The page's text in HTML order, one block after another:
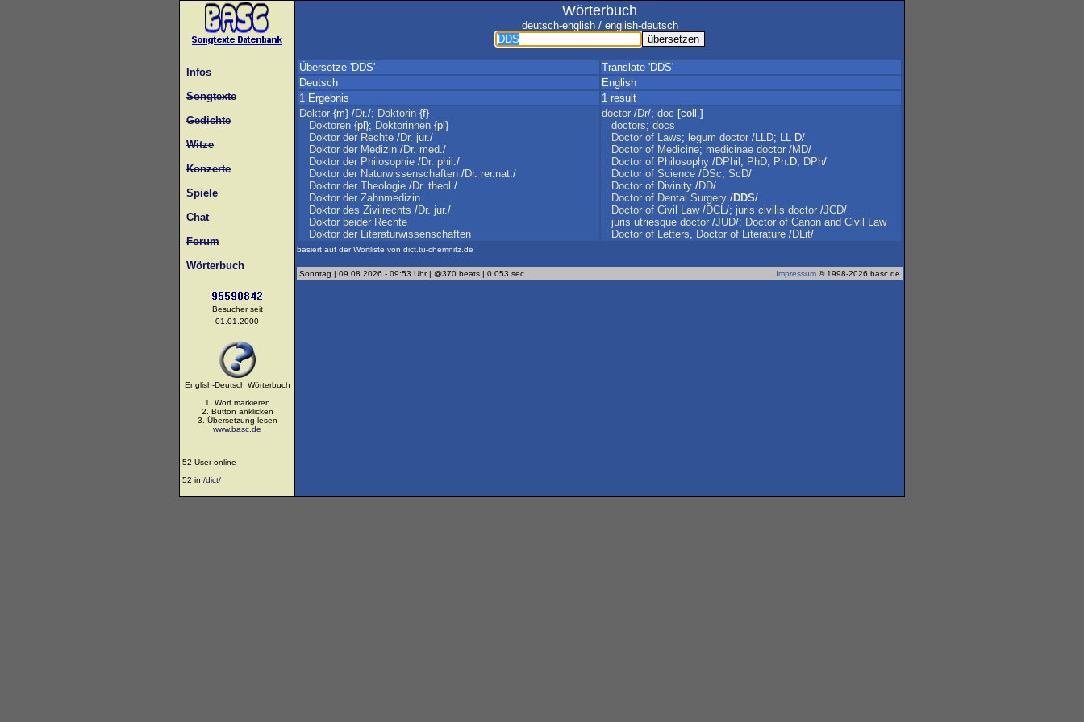
Infos
Songtexte
Gedichte
Witze
Konzerte
Spiele
Chat
Forum
Wörterbuch
Besucher seit
01.01.2000
English-Deutsch Wörterbuch
1. Wort markieren
2. Button anklicken
3. Übersetzung lesen
www.basc.de
52 User online
52 in /dict/
Wörterbuch
deutsch-english / english-deutsch
Übersetze 'DDS'
Translate 'DDS'
Deutsch
English
1 Ergebnis
1 result
Doktor {m} /Dr./; Doktorin {f}
Doktoren {pl}; Doktorinnen {pl}
Doktor der Rechte /Dr. jur./
Doktor der Medizin /Dr. med./
Doktor der Philosophie /Dr. phil ./
Doktor der Naturwissenschaften /Dr. rer.nat./
Doktor der Theologie /Dr. theol ./
Doktor der Zahnmedizin
Doktor des Zivilrechts /Dr. jur./
Doktor beider Rechte
Doktor der Literaturwissenschaften
doctor /Dr/; doc [coll.]
doctors; docs
Doctor of Laws; legum doctor /LLD; LL D/
Doctor of Medicine; medicinae doctor /MD/
Doctor of Philosophy /DPhil ; PhD; Ph.D; DPh/
Doctor of Science /DSc; ScD/
Doctor of Divinity /DD/
Doctor of Dental Surgery /DDS/
Doctor of Civil Law/DCL/; juris civilis doctor /JCD/
juris utriesque doctor /JUD/; Doctor of Canon and Civil
Law
Doctor of Letters, Doctor of Literature /DLit/
basiert auf der Wortliste von dict.tu-chemnitz.de
Sonntag | 09.08.2026 - 09:53 Uhr | @370 beats | 0.053 sec Impressum © 1998-2026 basc.de